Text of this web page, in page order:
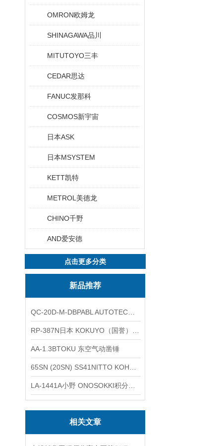
OMRON欧姆龙
SHINAGAWA品川
MITUTOYO三丰
CEDAR思达
FANUC发那科
COSMOS新宇宙
日本ASK
日本MSYSTEM
KETT凯特
METROL美德龙
CHINO千野
AND爱安德
点击更多分类
新品推荐
AA-1.3BTOKU 东空气动凿锤
相关文章